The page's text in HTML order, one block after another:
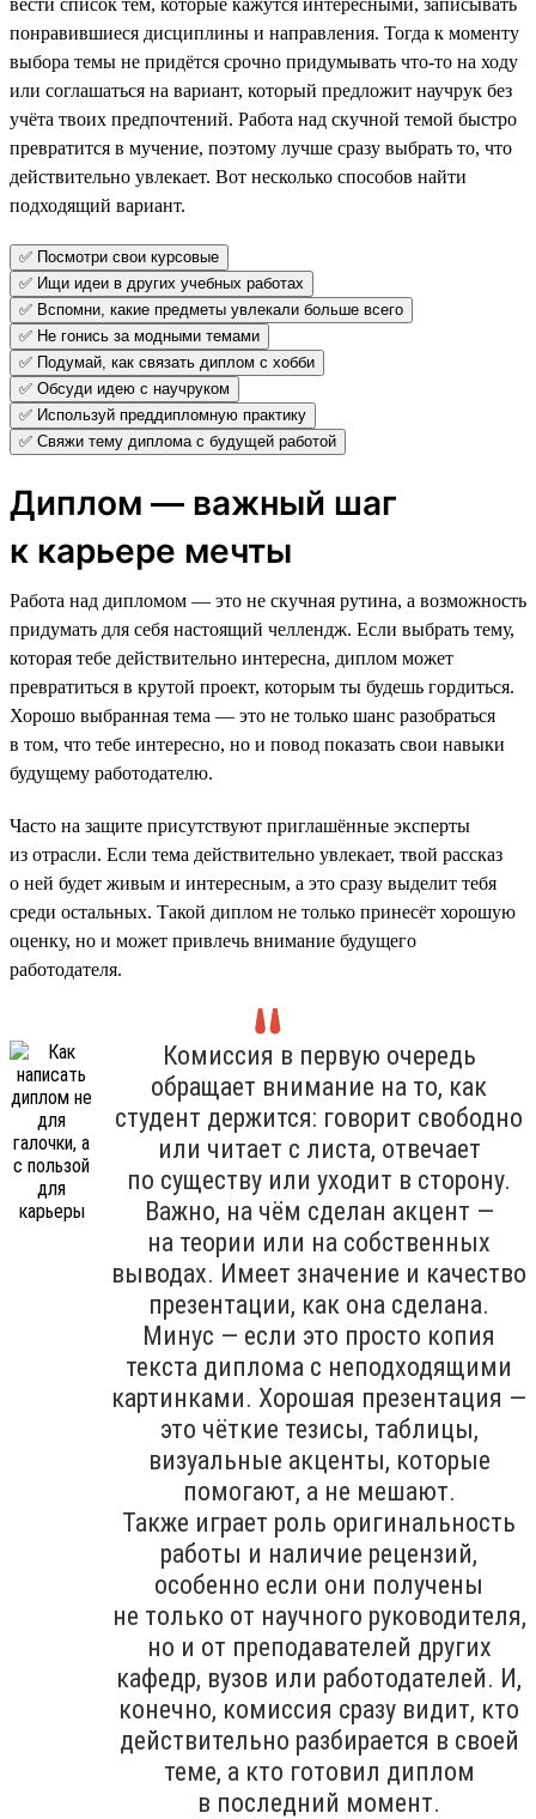
понравившиеся дисциплины и направления. Тогда к моменту
выбора темы не придётся срочно придумывать что-то на ходу
или соглашаться на вариант, который предложит научрук без
учёта твоих предпочтений. Работа над скучной темой быстро
превратится в мучение, поэтому лучше сразу выбрать то, что
действительно увлекает. Вот несколько способов найти
подходящий вариант.
✅ Посмотри свои курсовые
✅ Ищи идеи в других учебных работах
✅ Вспомни, какие предметы увлекали больше всего
✅ Не гонись за модными темами
✅ Подумай, как связать диплом с хобби
✅ Обсуди идею с научруком
✅ Используй преддипломную практику
✅ Свяжи тему диплома с будущей работой
Диплом — важный шаг
к карьере мечты
Работа над дипломом — это не скучная рутина, а возможность
придумать для себя настоящий челлендж. Если выбрать тему,
которая тебе действительно интересна, диплом может
превратиться в крутой проект, которым ты будешь гордиться.
Хорошо выбранная тема — это не только шанс разобраться
в том, что тебе интересно, но и повод показать свои навыки
будущему работодателю.
Часто на защите присутствуют приглашённые эксперты
из отрасли. Если тема действительно увлекает, твой рассказ
о ней будет живым и интересным, а это сразу выделит тебя
среди остальных. Такой диплом не только принесёт хорошую
оценку, но и может привлечь внимание будущего
работодателя.
Комиссия в первую очередь
обращает внимание на то, как
студент держится: говорит свободно
или читает с листа, отвечает
по существу или уходит в сторону.
Важно, на чём сделан акцент —
на теории или на собственных
выводах. Имеет значение и качество
презентации, как она сделана.
Минус — если это просто копия
текста диплома с неподходящими
картинками. Хорошая презентация —
это чёткие тезисы, таблицы,
визуальные акценты, которые
помогают, а не мешают.
Также играет роль оригинальность
работы и наличие рецензий,
особенно если они получены
не только от научного руководителя,
но и от преподавателей других
кафедр, вузов или работодателей. И,
конечно, комиссия сразу видит, кто
действительно разбирается в своей
теме, а кто готовил диплом
в последний момент.